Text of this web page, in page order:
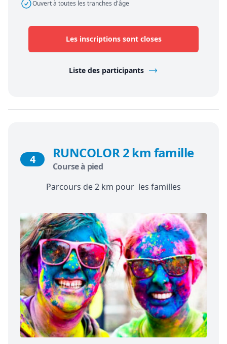
Ouvert à toutes les tranches d'âge
Les inscriptions sont closes
Liste des participants
4 RUNCOLOR 2 km famille
Course à pied
Parcours de 2 km pour les familles